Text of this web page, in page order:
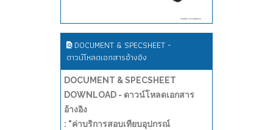
DOCUMENT & SPECSHEET -
ดาวน์โหลดเอกสารอ้างอิง
DOCUMENT & SPECSHEET
DOWNLOAD - ดาวน์โหลดเอกสาร
อ้างอิง
: "ค่าบริการสอบเทียบอุปกรณ์